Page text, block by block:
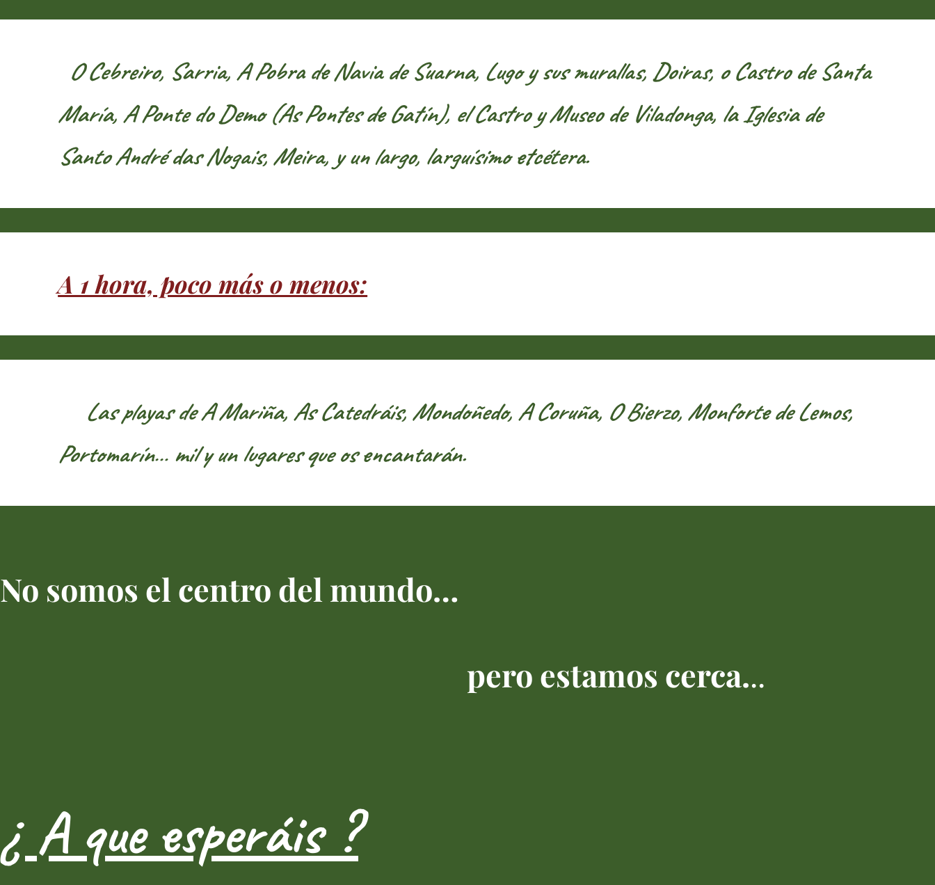
O Cebreiro, Sarria, A Pobra de Navia de Suarna, Lugo y sus murallas, Doiras, o Castro de Santa
María, A Ponte do Demo (As Pontes de Gatín), el Castro y Museo de Viladonga, la Iglesia de
Santo André das Nogais, Meira, y un largo, larguísimo etcétera.
A 1 hora, poco más o menos:
Las playas de A Mariña, As Catedráis, Mondoñedo, A Coruña, O Bierzo, Monforte de Lemos,
Portomarín… mil y un lugares que os encantarán.
No somos el centro del mundo…
pero estamos cerca...
¿ A que esperáis ?